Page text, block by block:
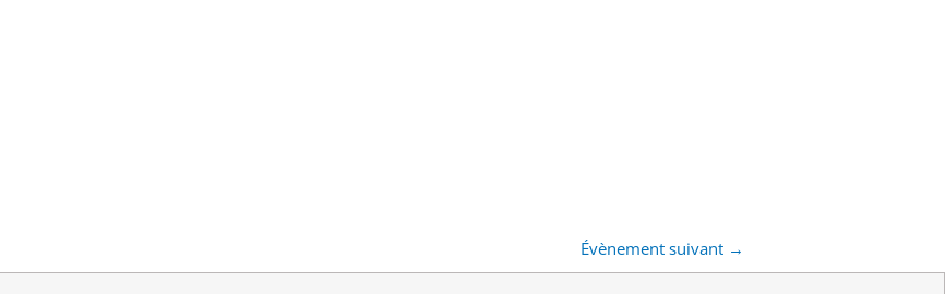
Évènement suivant →